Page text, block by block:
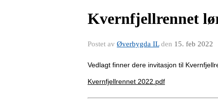
Kvernfjellrennet
Postet av Øverbygda ILden 15. feb 2022
Vedlagt finner dere invitasjon til
Kvernfjellrennet 2022.pdf